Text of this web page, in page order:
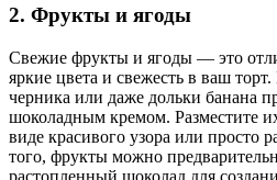
2. Фрукты и ягоды
Свежие фрукты и ягоды — это
яркие цвета и свежесть в ваш
черника или даже дольки банана
шоколадным кремом. Разместите
виде красивого узора или просто
того, фрукты можно
растопленный шоколад для